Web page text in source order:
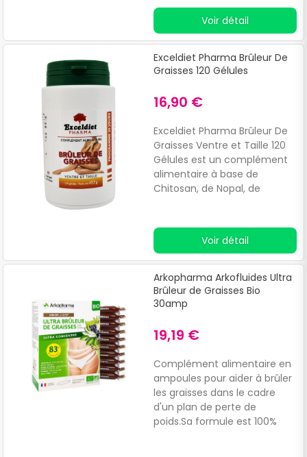
Voir détail
Exceldiet Pharma Brûleur De
Graisses 120 Gélules
16,90 €
Exceldiet Pharma Brûleur De
Graisses Ventre et Taille 120
Gélules est un complément
alimentaire à base de
Chitosan, de Nopal, de
de poids et contribue à
affiner la silhouette.Le
complexe Brûleur de graisses
ventre et taille renferme 5
produits actifs pour réduire
l’appétit et prendre le
Voir détail
Arkopharma Arkofluides Ultra
Brûleur de Graisses Bio
30amp
19,19 €
Complément alimentaire en
ampoules pour aider à brûler
les graisses dans le cadre
d'un plan de perte de
poids.Sa formule est 100%